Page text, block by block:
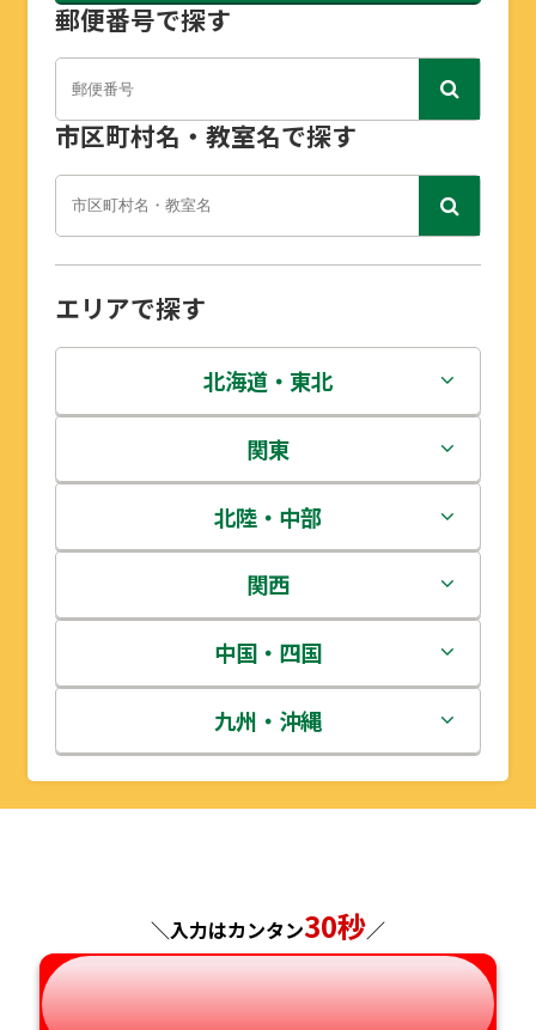
郵便番号で探す
市区町村名・教室名で探す
エリアで探す
北海道・東北
北海道
青森県
岩手県
宮城県
秋田県
山形県
関東
茨城県
栃木県
群馬県
埼玉県
千葉県
神奈川県
北陸・中部
新潟県
富山県
石川県
福井県
長野県
岐阜県
関西
三重県
滋賀県
京都府
兵庫県
奈良県
中国・四国
鳥取県
島根県
広島県
山口県
九州・沖縄
福岡県
長崎県
熊本県
＼入力はカンタン30秒／